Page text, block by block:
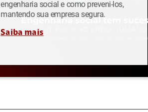
engenharia social e como preveni-los,
mantendo sua empresa segura.
Saiba mais